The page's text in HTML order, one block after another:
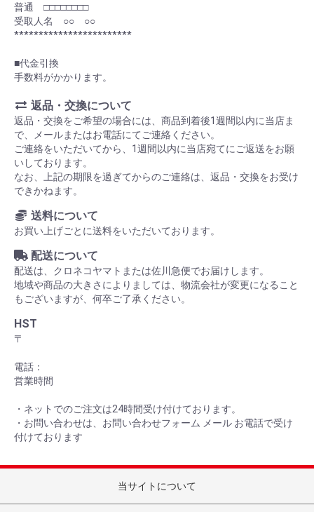
普通 □□□□□□□□
受取人名 ○○ ○○
************************
■代金引換
手数料がかかります。
返品・交換について
返品・交換をご希望の場合には、商品到着後1週間以内に当店ま
で、メールまたはお電話にてご連絡ください。
ご連絡をいただいてから、1週間以内に当店宛てにご返送をお願
いしております。
なお、上記の期限を過ぎてからのご連絡は、返品・交換をお受け
できかねます。
送料について
お買い上げごとに送料をいただいております。
配送について
配送は、クロネコヤマトまたは佐川急便でお届けします。
地域や商品の大きさによりましては、物流会社が変更になること
もございますが、何卒ご了承ください。
HST
〒
電話：
営業時間
・ネットでのご注文は24時間受け付けております。
・お問い合わせは、お問い合わせフォーム メール お電話で受け
付けております
当サイトについて